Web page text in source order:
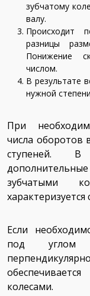
зубчатому
валу.
Происходит
разницы
Понижение
числом.
В результате
нужной
При
числа оборотов
ступеней.
зубчатыми
Если
под углом
обеспечивается
колесами.